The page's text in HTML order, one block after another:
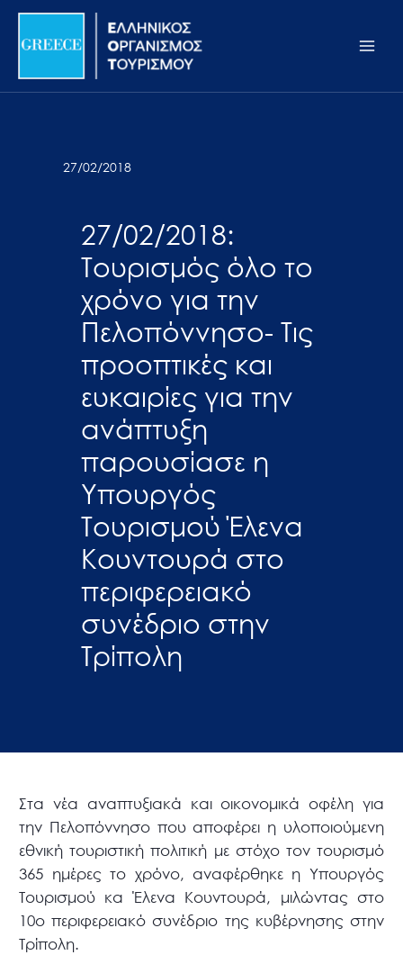
Σημείωση:
ιστότοπος
προσβασιμότητας.
Μετάβαση
περιεχόμενο
27/02/2018
27/02/2018:
Τουρισμός όλο το
χρόνο για την
Πελοπόννησο- Τις
προοπτικές και
ευκαιρίες για την
ανάπτυξη
παρουσίασε η
Υπουργός
Τουρισμού Έλενα
Κουντουρά στο
περιφερειακό
συνέδριο στην
Τρίπολη
Στα νέα αναπτυξιακά και οικονομικά οφέλη για
την Πελοπόννησο που αποφέρει η υλοποιούμενη
εθνική τουριστική πολιτική με στόχο τον τουρισμό
365 ημέρες το χρόνο, αναφέρθηκε η Υπουργός
Τουρισμού κα Έλενα Κουντουρά, μιλώντας στο
10ο περιφερειακό συνέδριο της κυβέρνησης στην
Τρίπολη.